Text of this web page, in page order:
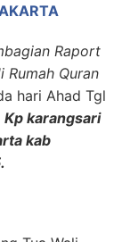
Raport
Rumah Quran
hari Ahad Tgl
Kp karangsari
kab